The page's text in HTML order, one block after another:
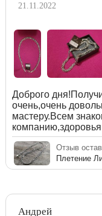
21.11.2022
Доброго
очень,очень
мастеру.Всем
Отзыв
Плетение
Андрей